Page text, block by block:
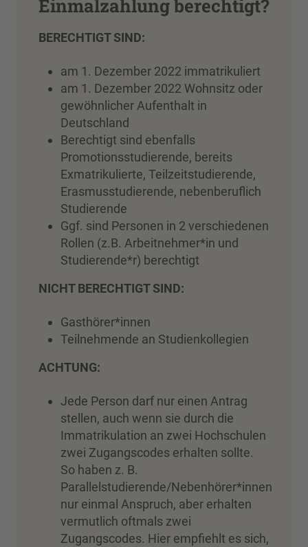
Einmalzahlung berechtigt?
BERECHTIGT SIND:
am 1. Dezember 2022 immatrikuliert
am 1. Dezember 2022 Wohnsitz oder
gewöhnlicher Aufenthalt in
Deutschland
Berechtigt sind ebenfalls
Promotionsstudierende, bereits
Exmatrikulierte, Teilzeitstudierende,
Erasmusstudierende, nebenberuflich
Studierende
Ggf. sind Personen in 2 verschiedenen
Rollen (z.B. Arbeitnehmer*in und
Studierende*r) berechtigt
NICHT BERECHTIGT SIND:
Gasthörer*innen
Teilnehmende an Studienkollegien
ACHTUNG:
Jede Person darf nur einen Antrag
stellen, auch wenn sie durch die
Immatrikulation an zwei Hochschulen
zwei Zugangscodes erhalten sollte.
So haben z. B.
Parallelstudierende/Nebenhörer*innen
nur einmal Anspruch, aber erhalten
vermutlich oftmals zwei
Zugangscodes. Hier empfiehlt es sich,